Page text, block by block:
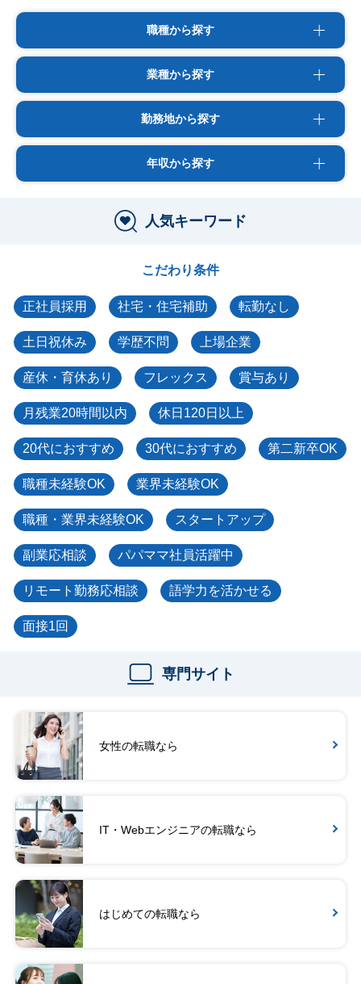
職種から探す
業種から探す
勤務地から探す
年収から探す
人気キーワード
こだわり条件
正社員採用 社宅・住宅補助 転勤なし
土日祝休み 学歴不問 上場企業
産休・育休あり フレックス 賞与あり
月残業20時間以内 休日120日以上
20代におすすめ 30代におすすめ 第二新卒OK
職種未経験OK 業界未経験OK
職種・業界未経験OK スタートアップ
副業応相談 パパママ社員活躍中
リモート勤務応相談 語学力を活かせる
面接1回
専門サイト
女性の転職なら
IT・Webエンジニアの転職なら
はじめての転職なら